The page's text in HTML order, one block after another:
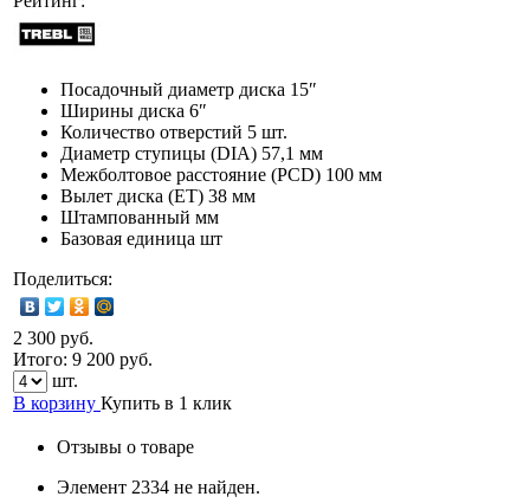
Посадочный диаметр диска 15″
Ширины диска 6″
Количество отверстий 5 шт.
Диаметр ступицы (DIA) 57,1 мм
Межболтовое расстояние (PCD) 100 мм
Вылет диска (ET) 38 мм
Штампованный мм
Базовая единица шт
Поделиться:
2 300 руб.
Итого: 9 200 руб.
шт.
В корзину Купить в 1 клик
Отзывы о товаре
Элемент 2334 не найден.